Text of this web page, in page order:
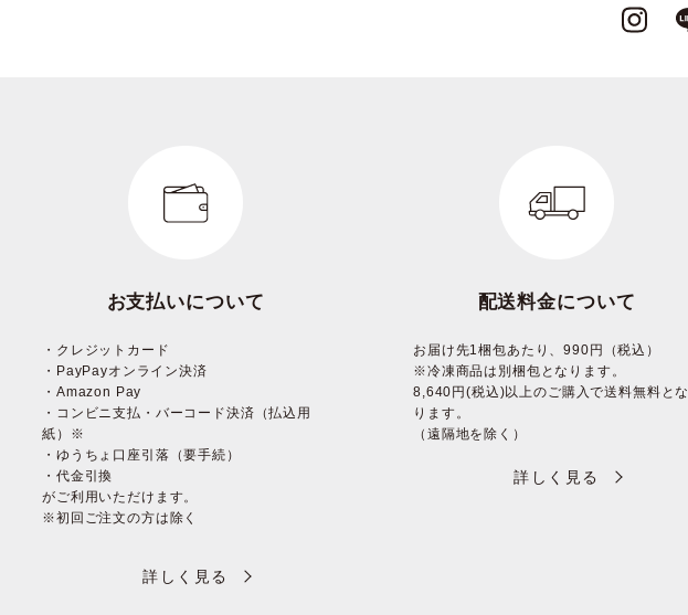
お支払いについて
・クレジットカード
・PayPayオンライン決済
・Amazon Pay
・コンビニ支払・バーコード決済（払込用
紙）※
・ゆうちょ口座引落（要手続）
・代金引換
がご利用いただけます。
※初回ご注文の方は除く
詳しく見る
配送料金について
お届け先1梱包あたり、990円（税込）
※冷凍商品は別梱包となります。
8,640円(税込)以上のご購入で送料無料とな
ります。
（遠隔地を除く）
詳しく見る